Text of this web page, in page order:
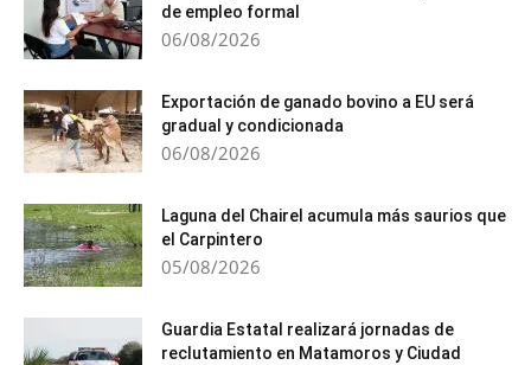
de empleo formal
06/08/2026
Exportación de ganado bovino a EU será
gradual y condicionada
06/08/2026
Laguna del Chairel acumula más saurios que
el Carpintero
05/08/2026
Guardia Estatal realizará jornadas de
reclutamiento en Matamoros y Ciudad